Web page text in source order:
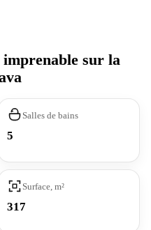
sur la
Salles de bains
5
Surface, m²
317